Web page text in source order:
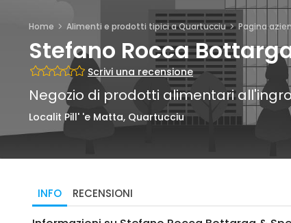
Home Alimenti e prodotti tipici a Quartucciu Pagina
Stefano Rocca
Scrivi una recensione
Negozio di prodotti alimentari
Localit Pill' 'e Matta, Quartucciu
INFO RECENSIONI